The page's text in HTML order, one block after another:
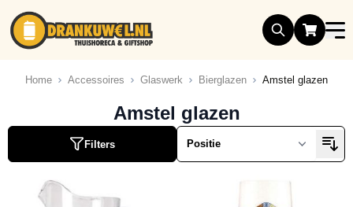
Ga naar de inhoud
Home Accessoires Glaswerk Bierglazen Amstel glazen
Amstel glazen
Filters